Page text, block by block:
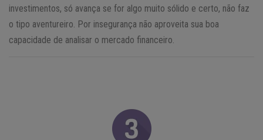
investimentos, só avança se for algo muito sólido e certo, não faz
o tipo aventureiro. Por insegurança não aproveita sua boa
capacidade de analisar o mercado financeiro.